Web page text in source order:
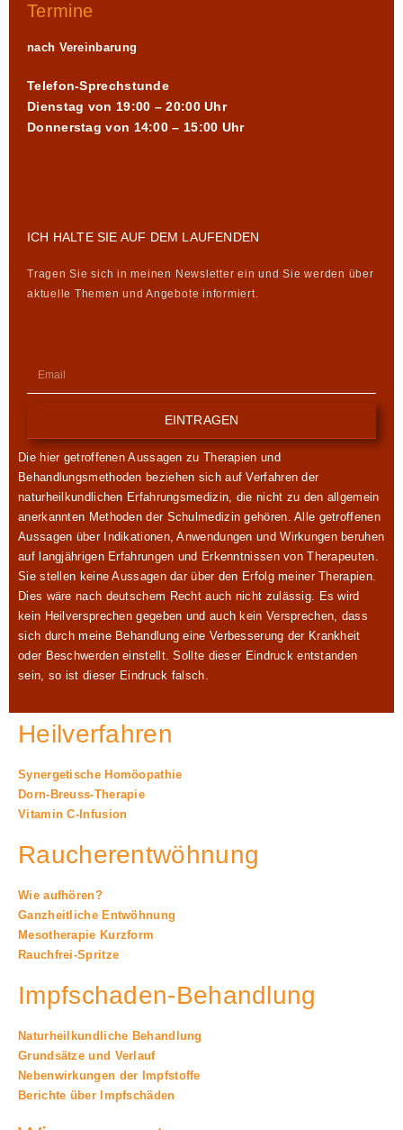
Termine
nach Vereinbarung
Telefon-Sprechstunde
Dienstag von 19:00 – 20:00 Uhr
Donnerstag von 14:00 – 15:00 Uhr
ICH HALTE SIE AUF DEM LAUFENDEN
Tragen Sie sich in meinen Newsletter ein und Sie werden über
aktuelle Themen und Angebote informiert.
EINTRAGEN
Die hier getroffenen Aussagen zu Therapien und
Behandlungsmethoden beziehen sich auf Verfahren der
naturheilkundlichen Erfahrungsmedizin, die nicht zu den allgemein
anerkannten Methoden der Schulmedizin gehören. Alle getroffenen
Aussagen über Indikationen, Anwendungen und Wirkungen beruhen
auf langjährigen Erfahrungen und Erkenntnissen von Therapeuten.
Sie stellen keine Aussagen dar über den Erfolg meiner Therapien.
Dies wäre nach deutschem Recht auch nicht zulässig. Es wird
kein Heilversprechen gegeben und auch kein Versprechen, dass
sich durch meine Behandlung eine Verbesserung der Krankheit
oder Beschwerden einstellt. Sollte dieser Eindruck entstanden
sein, so ist dieser Eindruck falsch.
Heilverfahren
Synergetische Homöopathie
Dorn-Breuss-Therapie
Vitamin C-Infusion
Raucherentwöhnung
Wie aufhören?
Ganzheitliche Entwöhnung
Mesotherapie Kurzform
Rauchfrei-Spritze
Impfschaden-Behandlung
Naturheilkundliche Behandlung
Grundsätze und Verlauf
Nebenwirkungen der Impfstoffe
Berichte über Impfschäden